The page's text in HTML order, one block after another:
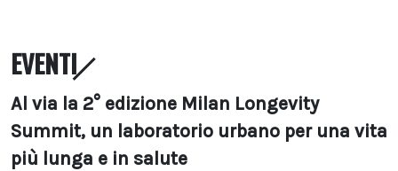
EVENTI
Al via la 2° edizione Milan Longevity
Summit, un laboratorio urbano per una vita
più lunga e in salute